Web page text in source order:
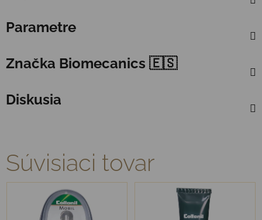
Parametre
Značka Biomecanics 🇪🇸
Diskusia
Súvisiaci tovar